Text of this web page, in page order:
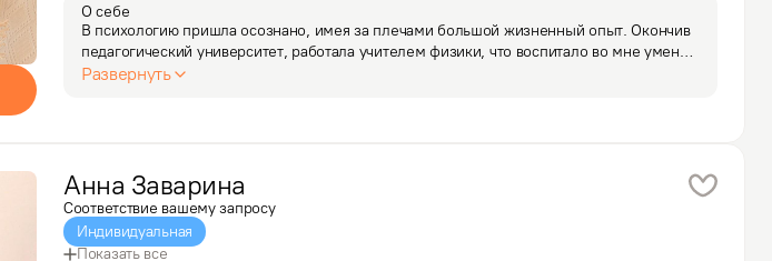
О себе
В психологию пришла осознано, имея за плечами большой жизненный опыт. Окончив
педагогический университет, работала учителем физики, что воспитало во мне умение
быть терпеливой и объяснять сложные вещи простыми словами. Но личные
Развернуть
Анна Заварина
Соответствие вашему запросу
Индивидуальная
Показать все